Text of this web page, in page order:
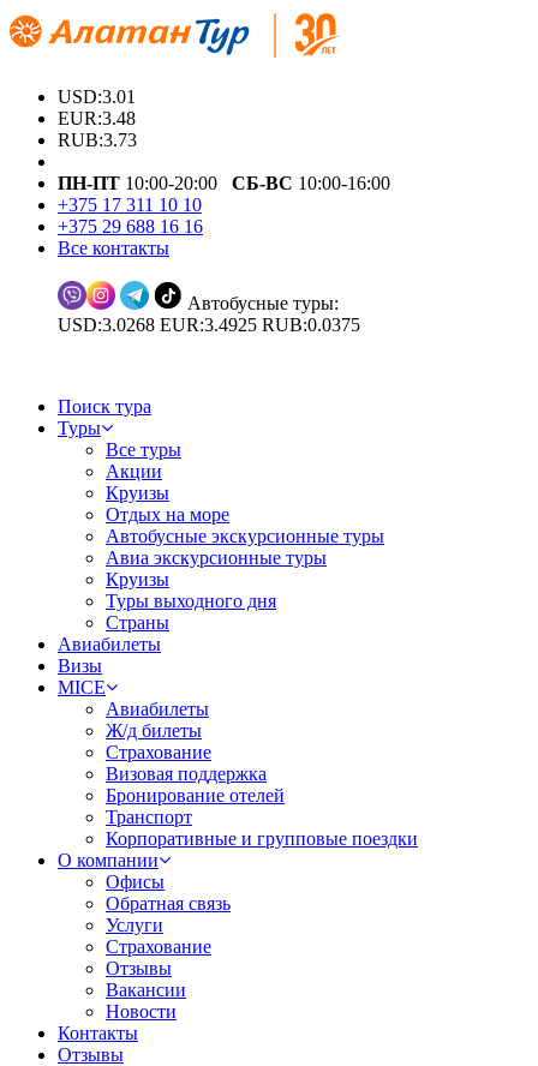
USD:3.01
EUR:3.48
RUB:3.73
ПН-ПТ 10:00-20:00 СБ-ВС 10:00-16:00
+375 17 311 10 10
+375 29 688 16 16
Все контакты
Автобусные туры:
USD:3.0268 EUR:3.4925 RUB:0.0375
Поиск тура
Туры
Все туры
Акции
Круизы
Отдых на море
Автобусные экскурсионные туры
Авиа экскурсионные туры
Круизы
Туры выходного дня
Страны
Авиабилеты
Визы
MICE
Авиабилеты
Ж/д билеты
Страхование
Визовая поддержка
Бронирование отелей
Транспорт
Корпоративные и групповые поездки
О компании
Офисы
Обратная связь
Услуги
Страхование
Отзывы
Вакансии
Новости
Контакты
Отзывы